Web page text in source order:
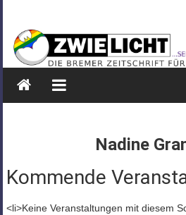
springen
ZWIELICHT
BREMEN
DIE
Nadine
Kommende
<li>Keine Veranstaltungen mit diesem